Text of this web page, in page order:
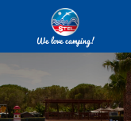
We love camping!